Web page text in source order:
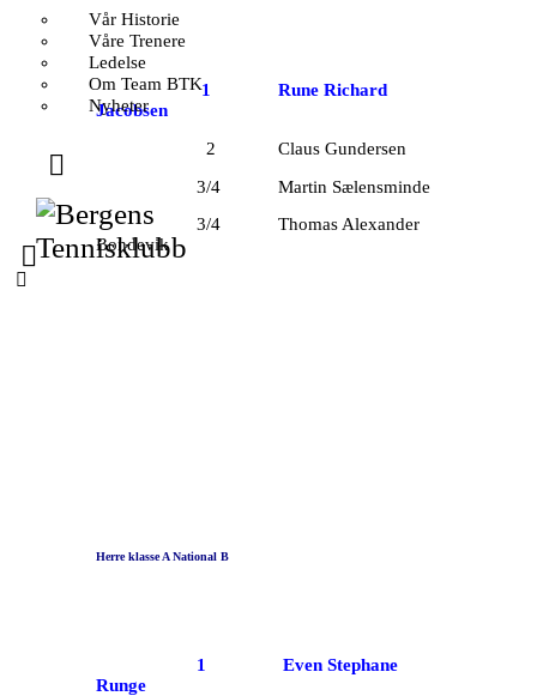
Vår Historie
Våre Trenere
Ledelse
Om Team BTK
Nyheter
1 Rune Richard
Jacobsen
2 Claus Gundersen
3/4 Martin Sælensminde
3/4 Thomas Alexander
Bondevik
Herre klasse A National B
1 Even Stephane
Runge